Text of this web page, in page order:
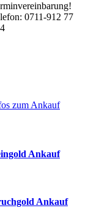
0711-912 77
zum Ankauf
Ankauf
Ankauf